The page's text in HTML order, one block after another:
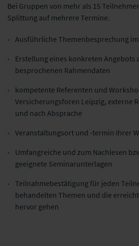
Bei Gruppen von mehr als 15
Splittung auf mehrere Termine.
Ausführliche Themenbesprechung
Erstellung eines konkreten Angebots
besprochenen Rahmendaten
kompetente Referenten und
Versicherungsforen Leipzig, externe
und nach Absprache
Veranstaltungsort und -termin Ihrer
Umfangreiche und zum Nachlesen
geeignete Seminarunterlagen
Teilnahmebestätigung für jeden
behandelten Themen und die
hervor gehen